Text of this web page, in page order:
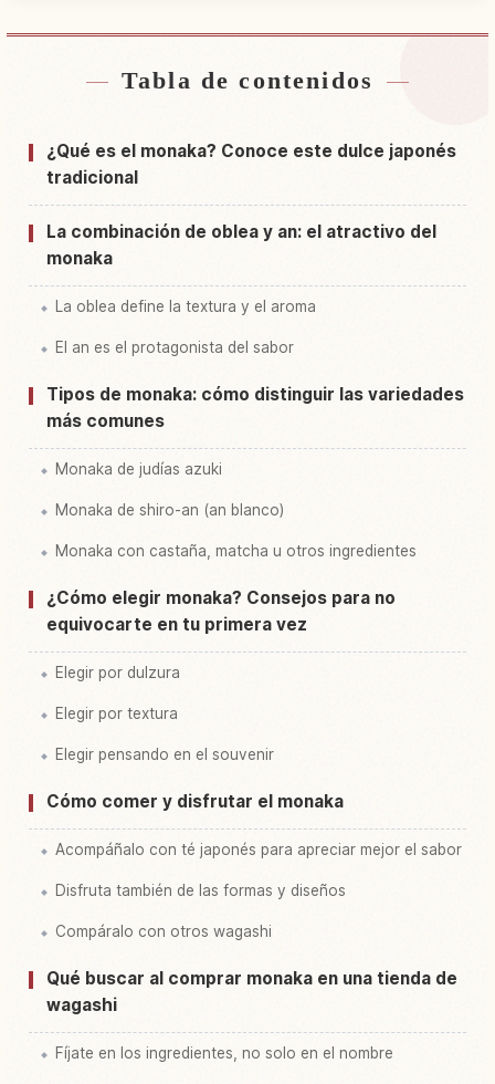
Buscar alojamiento cerca de Japón ↗
Buscar experiencias en Japón↗
Tabla de contenidos
¿Qué es el monaka? Conoce este dulce japonés
tradicional
La combinación de oblea y an: el atractivo del
monaka
La oblea define la textura y el aroma
El an es el protagonista del sabor
Tipos de monaka: cómo distinguir las variedades
más comunes
Monaka de judías azuki
Monaka de shiro-an (an blanco)
Monaka con castaña, matcha u otros ingredientes
¿Cómo elegir monaka? Consejos para no
equivocarte en tu primera vez
Elegir por dulzura
Elegir por textura
Elegir pensando en el souvenir
Cómo comer y disfrutar el monaka
Acompáñalo con té japonés para apreciar mejor el sabor
Disfruta también de las formas y diseños
Compáralo con otros wagashi
Qué buscar al comprar monaka en una tienda de
wagashi
Fíjate en los ingredientes, no solo en el nombre